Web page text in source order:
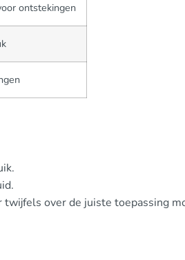
ontstekingen
twijfels over de juiste toepassing